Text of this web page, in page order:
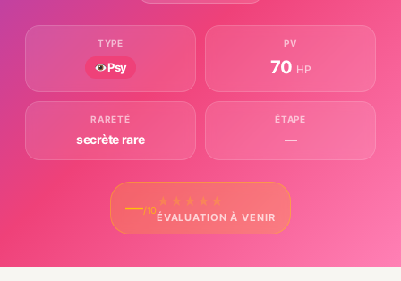
TYPE
Psy
PV
70 HP
RARETÉ
secrète rare
ÉTAPE
—
—/10
★ ★ ★ ★ ★
ÉVALUATION À VENIR